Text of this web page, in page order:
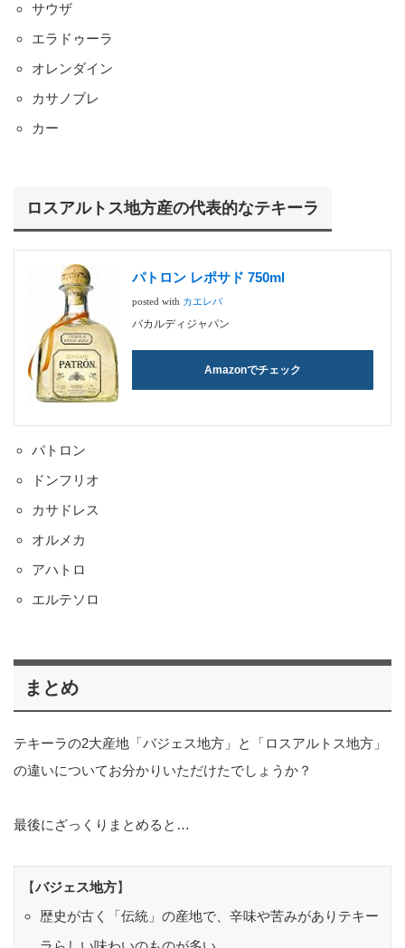
サウザ
エラドゥーラ
オレンダイン
カサノブレ
カー
ロスアルトス地方産の代表的なテキーラ
パトロン レポサド 750ml
posted with カエレバ
バカルディジャパン
Amazonでチェック
パトロン
ドンフリオ
カサドレス
オルメカ
アハトロ
エルテソロ
まとめ
テキーラの2大産地「バジェス地方」と「ロスアルトス地方」
の違いについてお分かりいただけたでしょうか？
最後にざっくりまとめると…
【バジェス地方】
歴史が古く「伝統」の産地で、辛味や苦みがありテキー